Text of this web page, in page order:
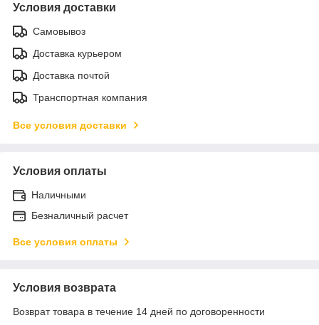
Условия доставки
Самовывоз
Доставка курьером
Доставка почтой
Транспортная компания
Все условия доставки
Условия оплаты
Наличными
Безналичный расчет
Все условия оплаты
Условия возврата
Возврат товара в течение 14 дней по договоренности